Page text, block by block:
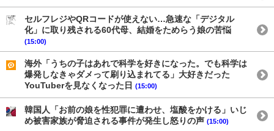
セルフレジやQRコードが使えない…急速な「デジタル
化」に取り残される60代母、結婚をためらう娘の苦悩
(15:00)
海外「うちの子はあれで科学を好きになった。でも科学は
爆発しなきゃダメって刷り込まれてる」大好きだった
YouTuberを見なくなった日 (15:00)
韓国人「お前の娘を性犯罪に遭わせ、塩酸をかける」いじ
め被害家族が脅迫される事件が発生し怒りの声 (15:00)